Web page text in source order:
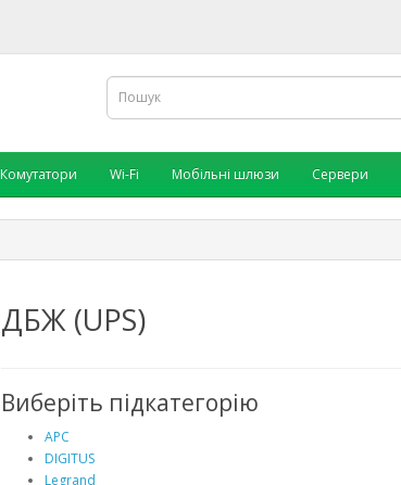
Комутатори Wi-Fi Мобільні шлюзи Сервери
ДБЖ (UPS)
Виберіть підкатегорію
APC
DIGITUS
Legrand